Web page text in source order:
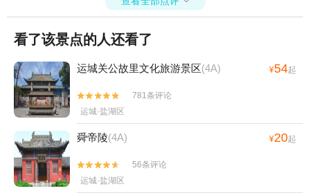
看了该景点的人还看了
运城关公故里文化旅游景区(4A) ¥54起


781条评论
运城·盐湖区
舜帝陵(4A) ¥20起


56条评论
运城·盐湖区